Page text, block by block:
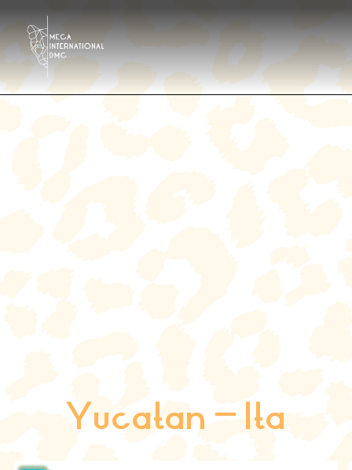
Yucatan – Ita